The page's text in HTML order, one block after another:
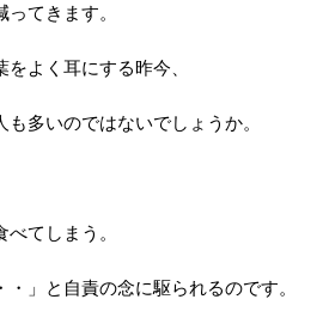
てきます。
よく耳にする昨今、
も多いのではないでしょうか。
てしまう。
」と自責の念に駆られるのです。